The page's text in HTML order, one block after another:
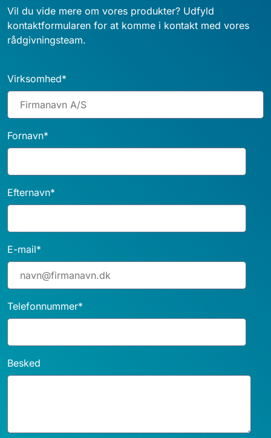
Vil du vide mere om vores produkter? Udfyld
kontaktformularen for at komme i kontakt med vores
rådgivningsteam.
Virksomhed*
Fornavn*
Efternavn*
E-mail*
Telefonnummer*
Besked